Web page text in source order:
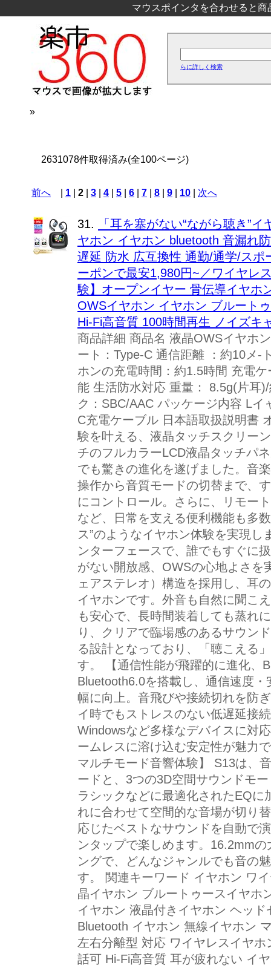
マウスポインタを合わせると
らに詳しく検索
»
2631078件取得済み(全100ページ)
前へ 1 2 3 4 5 6 7 8 9 10 次へ
31.
「耳を塞がない“ながら聴き”
ヤホン イヤホン bluetooth 音漏れ
遅延 防水 広互換性 通勤/通学/ス
ーポンで最安1,980円~／ワイヤレ
験】オープンイヤー 骨伝導イヤホ
OWSイヤホン イヤホン ブルート
Hi-Fi高音質 100時間再生 ノイズキ
商品詳細 商品名 液晶OWSイヤホ
ート：Type-C 通信距離 ：約10メ-
ホンの充電時間：約1.5時間 充電
能 生活防水対応 重量： 8.5g(片耳
ク：SBC/AAC パッケージ内容 L
C充電ケーブル 日本語取扱説明書
験を叶える、液晶タッチスクリー
チのフルカラーLCD液晶タッチパ
でも驚きの進化を遂げました。音
操作から音質モードの切替まで、
にコントロール。さらに、リモー
など、日常を支える便利機能も多
ス”のようなイヤホン体験を実現
ンターフェースで、誰でもすぐに
がない開放感、OWSの心地よさを
ェアステレオ）構造を採用し、耳
イヤホンです。外音も自然に聞こ
も安心で、長時間装着しても蒸れ
り、クリアで臨場感のあるサウン
る設計となっており、「聴こえる
す。 【通信性能が飛躍的に進化、
Bluetooth6.0を搭載し、通信速度
幅に向上。音飛びや接続切れを防
イ時でもストレスのない低遅延接
Windowsなど多様なデバイスに対
ームレスに溶け込む安定性が魅力
マルチモード音響体験】 S13は、
ードと、3つの3D空間サウンドモ
ラシックなどに最適化されたEQ
れに合わせて空間的な音場が切り
応じたベストなサウンドを自動で
ンタップで楽しめます。16.2mm
ングで、どんなジャンルでも音の
す。 関連キーワード イヤホン ワ
晶イヤホン ブルートゥースイヤホ
イヤホン 液晶付きイヤホン ヘッ
Bluetooth イヤホン 無線イヤホン
左右分離型 対応 ワイヤレスイヤ
話可 Hi-Fi高音質 耳が疲れない イ